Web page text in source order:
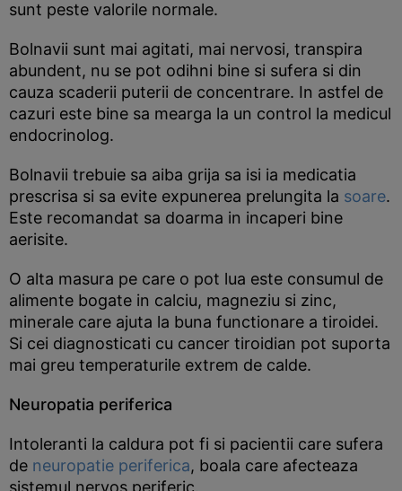
sunt peste valorile normale.
Bolnavii sunt mai agitati, mai nervosi, transpira
abundent, nu se pot odihni bine si sufera si din
cauza scaderii puterii de concentrare. In astfel de
cazuri este bine sa mearga la un control la medicul
endocrinolog.
Bolnavii trebuie sa aiba grija sa isi ia medicatia
prescrisa si sa evite expunerea prelungita la soare.
Este recomandat sa doarma in incaperi bine
aerisite.
O alta masura pe care o pot lua este consumul de
alimente bogate in calciu, magneziu si zinc,
minerale care ajuta la buna functionare a tiroidei.
Si cei diagnosticati cu cancer tiroidian pot suporta
mai greu temperaturile extrem de calde.
Neuropatia periferica
Intoleranti la caldura pot fi si pacientii care sufera
de neuropatie periferica, boala care afecteaza
sistemul nervos periferic.